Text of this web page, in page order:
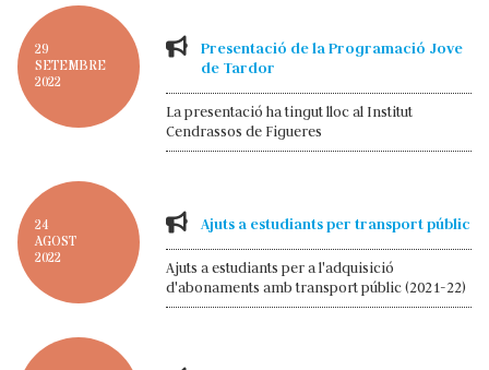
29
SETEMBRE
2022
Presentació de la Programació Jove
de Tardor
La presentació ha tingut lloc al Institut
Cendrassos de Figueres
24
AGOST
2022
Ajuts a estudiants per transport públic
Ajuts a estudiants per a l'adquisició
d'abonaments amb transport públic (2021-22)